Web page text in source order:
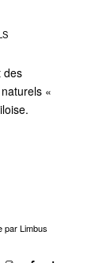
des
«
parLimbus